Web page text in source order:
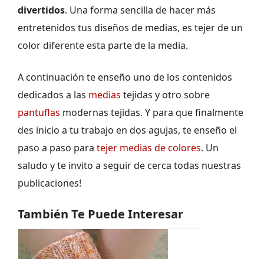
divertidos. Una forma sencilla de hacer más
entretenidos tus diseños de medias, es tejer de un
color diferente esta parte de la media.
A continuación te enseño uno de los contenidos
dedicados a las medias tejidas y otro sobre
pantuflas modernas tejidas. Y para que finalmente
des inicio a tu trabajo en dos agujas, te enseño el
paso a paso para tejer medias de colores. Un
saludo y te invito a seguir de cerca todas nuestras
publicaciones!
También Te Puede Interesar